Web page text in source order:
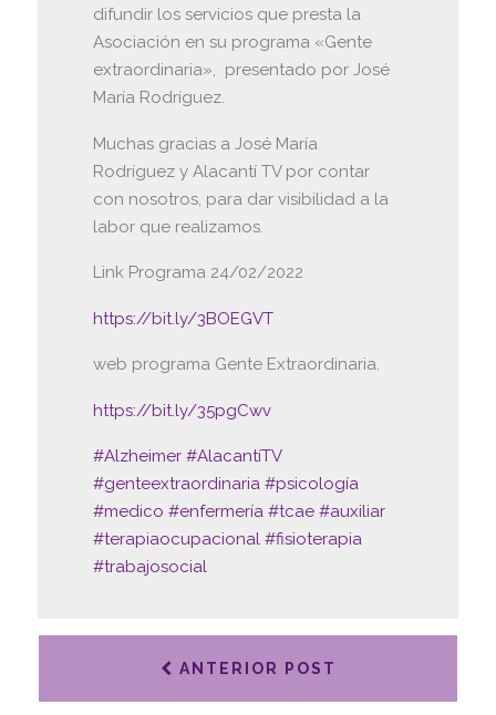
difundir los servicios que presta la
Asociación en su programa «Gente
extraordinaria», presentado por José
María Rodríguez.
Muchas gracias a José María
Rodríguez y Alacantí TV por contar
con nosotros, para dar visibilidad a la
labor que realizamos.
Link Programa 24/02/2022
https://bit.ly/3BOEGVT
web programa Gente Extraordinaria.
https://bit.ly/35pgCwv
#Alzheimer #AlacantíTV
#genteextraordinaria #psicología
#medico #enfermería #tcae #auxiliar
#terapiaocupacional #fisioterapia
#trabajosocial
ANTERIOR POST